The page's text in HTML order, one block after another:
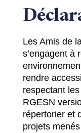
Les Amis de
s’engagent à
rendre
respectant
RGESN
répertorier et
projets